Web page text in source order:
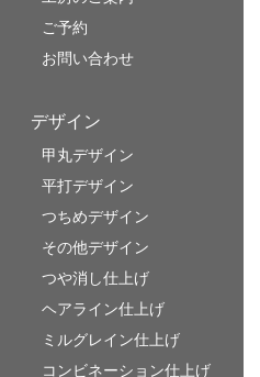
ご予約
お問い合わせ
デザイン
甲丸デザイン
平打デザイン
つちめデザイン
その他デザイン
つや消し仕上げ
ヘアライン仕上げ
ミルグレイン仕上げ
コンビネーション仕上げ